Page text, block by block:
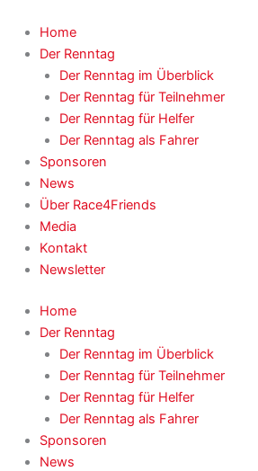
Inhalt
springen
Home
Der Renntag
Der Renntag im Überblick
Der Renntag für Teilnehmer
Der Renntag für Helfer
Der Renntag als Fahrer
Sponsoren
News
Über Race4Friends
Media
Kontakt
Newsletter
Home
Der Renntag
Der Renntag im Überblick
Der Renntag für Teilnehmer
Der Renntag für Helfer
Der Renntag als Fahrer
Sponsoren
News